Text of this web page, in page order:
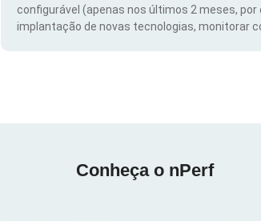
configurável (apenas nos últimos 2 meses,
implantação de novas tecnologias, monitorar
Conheça o nPerf